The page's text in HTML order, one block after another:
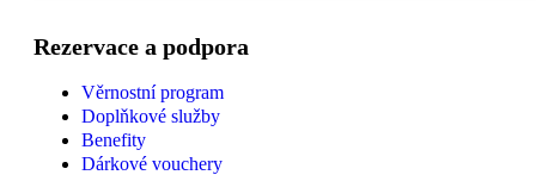
Rezervace a podpora
Věrnostní program
Doplňkové služby
Benefity
Dárkové vouchery